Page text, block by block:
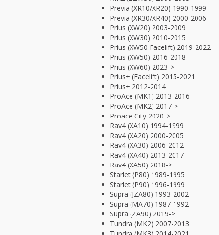
Previa (XR10/XR20) 1990-1999
Previa (XR30/XR40) 2000-2006
Prius (XW20) 2003-2009
Prius (XW30) 2010-2015
Prius (XW50 Facelift) 2019-2022
Prius (XW50) 2016-2018
Prius (XW60) 2023->
Prius+ (Facelift) 2015-2021
Prius+ 2012-2014
ProAce (MK1) 2013-2016
ProAce (MK2) 2017->
Proace City 2020->
Rav4 (XA10) 1994-1999
Rav4 (XA20) 2000-2005
Rav4 (XA30) 2006-2012
Rav4 (XA40) 2013-2017
Rav4 (XA50) 2018->
Starlet (P80) 1989-1995
Starlet (P90) 1996-1999
Supra (JZA80) 1993-2002
Supra (MA70) 1987-1992
Supra (ZA90) 2019->
Tundra (MK2) 2007-2013